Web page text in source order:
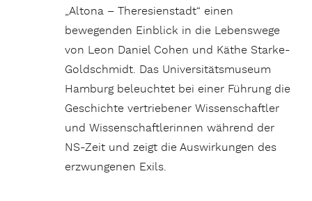
„Altona – Theresienstadt“ einen
bewegenden Einblick in die Lebenswege
von Leon Daniel Cohen und Käthe Starke-
Goldschmidt. Das Universitätsmuseum
Hamburg beleuchtet bei einer Führung die
Geschichte vertriebener Wissenschaftler
und Wissenschaftlerinnen während der
NS-Zeit und zeigt die Auswirkungen des
erzwungenen Exils.